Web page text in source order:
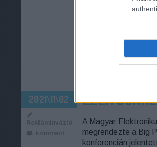
2021\11\02
ReklámInvázió
komment
EZEK
A Magyar
megrendezte a Big
konferencián